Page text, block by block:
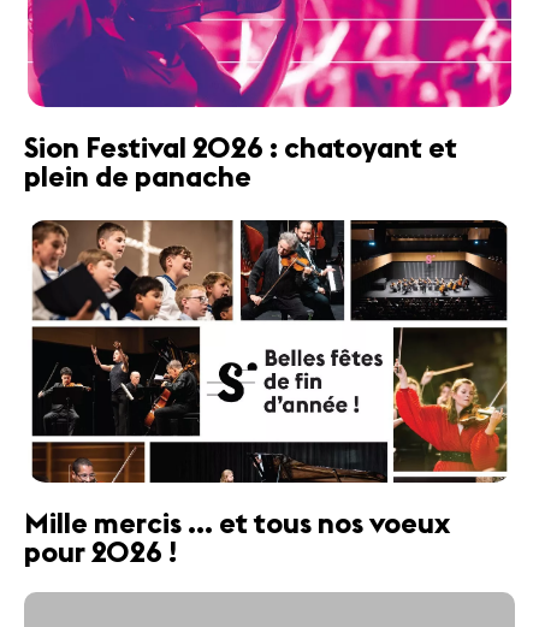
Sion Festival 2026 : chatoyant et
plein de panache
Mille mercis ... et tous nos voeux
pour 2026 !